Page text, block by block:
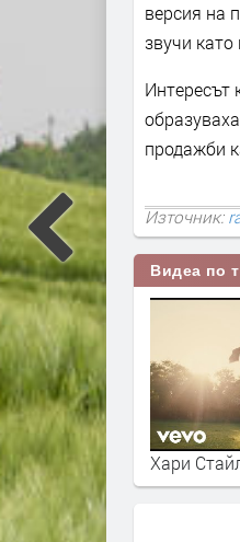
версия на
звучи като
Интересът
продажби
Източник:
Видеа по
Хари